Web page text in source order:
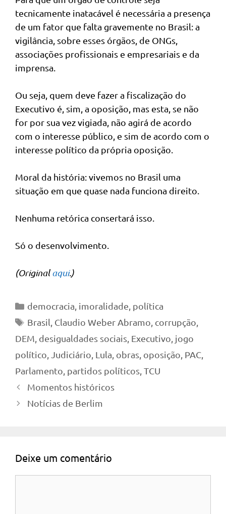
tecnicamente inatacável é necessária a presença
de um fator que falta gravemente no Brasil: a
vigilância, sobre esses órgãos, de ONGs,
associações profissionais e empresariais e da
imprensa.
Ou seja, quem deve fazer a fiscalização do
Executivo é, sim, a oposição, mas esta, se não
for por sua vez vigiada, não agirá de acordo
com o interesse público, e sim de acordo com o
interesse político da própria oposição.
Moral da história: vivemos no Brasil uma
situação em que quase nada funciona direito.
Nenhuma retórica consertará isso.
Só o desenvolvimento.
(Originalaqui.)
Categorias
democracia imoralidade política
Tags
Brasil Claudio Weber Abramo corrupção
DEM desigualdades sociais Executivo jogo
político
Judiciário Lula obras oposição PAC
Parlamento partidos políticos TCU
Momentos históricos
Notícias de Berlim
Deixe um comentário